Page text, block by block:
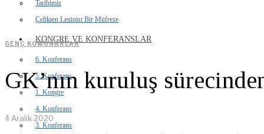
Tarihimiz
Çelikten Leninist Bir Müfreze
KONGRE VE KONFERANSLAR
6. Konferans
5. Konferans
1. Kongre
4. Konferans
3. Konferans
GENÇ KOMÜNARLAR
GK’nın kuruluş
4 Aralık 2020